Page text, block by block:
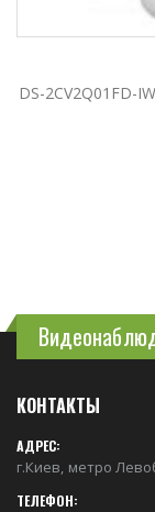
DS-2CV2Q01FD-
КОНТАКТЫ
АДРЕС:
г.Киев, метро
ТЕЛЕФОН: